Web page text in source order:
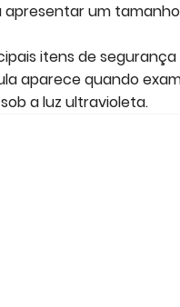
apresentar um
itens de
aparece quando
a luz ultravioleta.